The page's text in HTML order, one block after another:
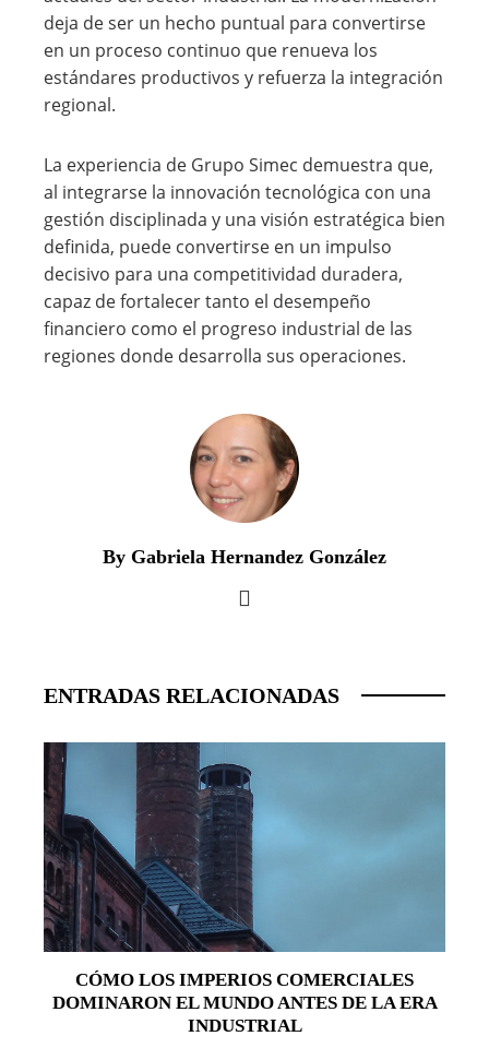
deja de ser un hecho puntual para convertirse
en un proceso continuo que renueva los
estándares productivos y refuerza la integración
regional.
La experiencia de Grupo Simec demuestra que,
al integrarse la innovación tecnológica con una
gestión disciplinada y una visión estratégica bien
definida, puede convertirse en un impulso
decisivo para una competitividad duradera,
capaz de fortalecer tanto el desempeño
financiero como el progreso industrial de las
regiones donde desarrolla sus operaciones.
By Gabriela Hernandez González
ENTRADAS RELACIONADAS
CÓMO LOS IMPERIOS COMERCIALES
DOMINARON EL MUNDO ANTES DE LA ERA
INDUSTRIAL